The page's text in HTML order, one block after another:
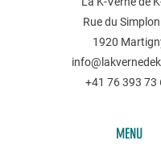
Rue du
1920
+41 76 393 73
MENU